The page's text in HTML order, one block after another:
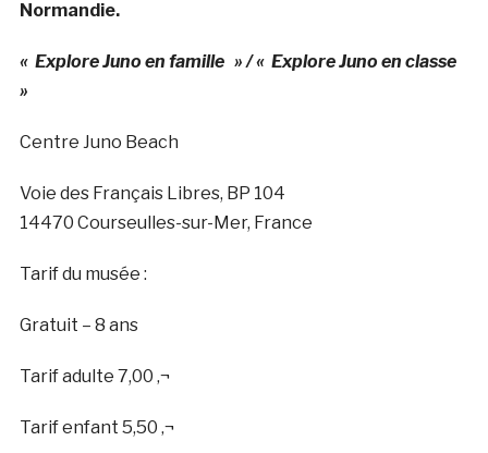
Normandie.
« Explore Juno en famille » / « Explore Juno en classe
»
Centre Juno Beach
Voie des Français Libres, BP 104
14470 Courseulles-sur-Mer, France
Tarif du musée :
Gratuit – 8 ans
Tarif adulte 7,00 ‚¬
Tarif enfant 5,50 ‚¬